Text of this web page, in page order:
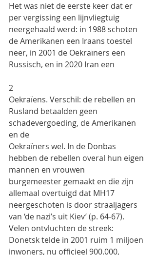
Het was niet de eerste keer dat er
per vergissing een lijnvliegtuig
neergehaald werd: in 1988 schoten
de Amerikanen een Iraans toestel
neer, in 2001 de Oekraïners een
Russisch, en in 2020 Iran een
2
Oekraïens. Verschil: de rebellen en
Rusland betaalden geen
schadevergoeding, de Amerikanen
en de
Oekraïners wel. In de Donbas
hebben de rebellen overal hun eigen
mannen en vrouwen
burgemeester gemaakt en die zijn
allemaal overtuigd dat MH17
neergeschoten is door straaljagers
van ‘de nazi’s uit Kiev’ (p. 64-67).
Velen ontvluchten de streek:
Donetsk telde in 2001 ruim 1 miljoen
inwoners, nu officieel 900.000,